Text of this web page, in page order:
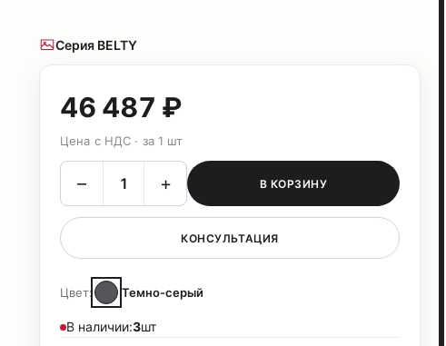
Серия BELTY
46 487 ₽
Цена с НДС · за 1 шт
– + В КОРЗИНУ
КОНСУЛЬТАЦИЯ
Цвет: Темно-серый
В наличии:3шт